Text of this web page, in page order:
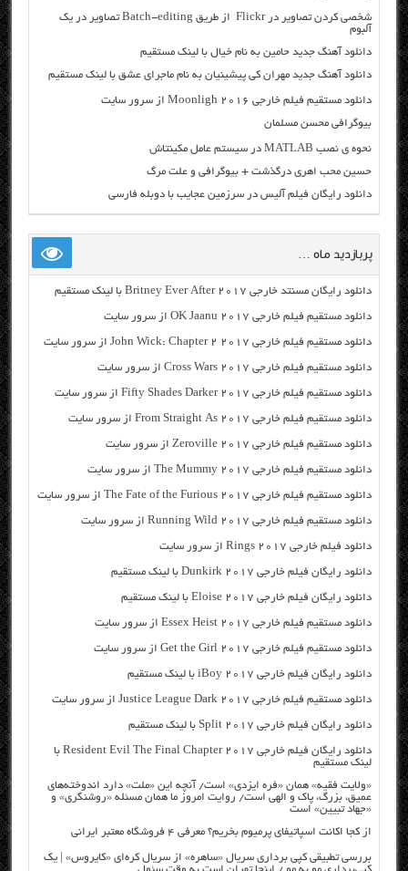
شخصی کردن تصاویر در Flickr از طریق Batch-editing تصاویر در یک
آلبوم
دانلود آهنگ جدید حامین به نام خیال با لینک مستقیم
دانلود آهنگ جدید مهران کی پیشینیان به نام ماجرای عشق با لینک مستقیم
دانلود مستقیم فیلم خارجی Moonligh 2016 از سرور سایت
بیوگرافی محسن مسلمان
نحوه ی نصب MATLAB در سیستم عامل مکینتاش
حسین محب اهری درگذشت + بیوگرافی و علت مرگ
دانلود رایگان فیلم آلیس در سرزمین عجایب با دوبله فارسی
پربازدید ماه …
دانلود رایگان مسنتد خارجی Britney Ever After 2017 با لینک مستقیم
دانلود مستقیم فیلم خارجی OK Jaanu 2017 از سرور سایت
دانلود مستقیم فیلم خارجی John Wick: Chapter 2 2017 از سرور سایت
دانلود مستقیم فیلم خارجی Cross Wars 2017 از سرور سایت
دانلود مستقیم فیلم خارجی Fifty Shades Darker 2017 از سرور سایت
دانلود مستقیم فیلم خارجی From Straight As 2017 از سرور سایت
دانلود مستقیم فیلم خارجی Zeroville 2017 از سرور سایت
دانلود مستقیم فیلم خارجی The Mummy 2017 از سرور سایت
دانلود مستقیم فیلم خارجی The Fate of the Furious 2017 از سرور سایت
دانلود مستقیم فیلم خارجی Running Wild 2017 از سرور سایت
دانلود فیلم خارجی Rings 2017 از سرور سایت
دانلود رایگان فیلم خارجی Dunkirk 2017 با لینک مستقیم
دانلود رایگان فیلم خارجی Eloise 2017 با لینک مستقیم
دانلود مستقیم فیلم خارجی Essex Heist 2017 از سرور سایت
دانلود مستقیم فیلم خارجی Get the Girl 2017 از سرور سایت
دانلود رایگان فیلم خارجی iBoy 2017 با لینک مستقیم
دانلود مستقیم فیلم خارجی Justice League Dark 2017 از سرور سایت
دانلود رایگان فیلم خارجی Split 2017 با لینک مستقیم
دانلود رایگان فیلم خارجی Resident Evil The Final Chapter 2017 با
لینک مستقیم
«ولایت فقیه» همان «فره ایزدی» است/ آنچه این «ملت» دارد اندوخته‌های
عمیق، بزرگ، پاک و الهی است/ روایت امروز ما همان مسئله «روشنگری» و
«جهاد تبیین» است
از کجا اکانت اسپاتیفای پرمیوم بخریم؟ معرفی ۴ فروشگاه معتبر ایرانی
بررسی تطبیقی کپی برداری سریال «ساهره» از سریال کره‌ای «کایروس» | یک